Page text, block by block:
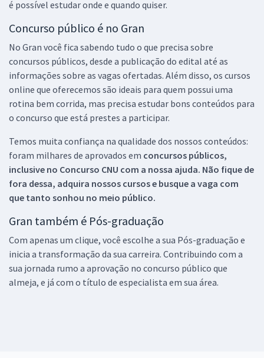
é possível estudar onde e quando quiser.
Concurso público é no Gran
No Gran você fica sabendo tudo o que precisa sobre
concursos públicos, desde a publicação do edital até as
informações sobre as vagas ofertadas. Além disso, os cursos
online que oferecemos são ideais para quem possui uma
rotina bem corrida, mas precisa estudar bons conteúdos para
o concurso que está prestes a participar.
Temos muita confiança na qualidade dos nossos conteúdos:
foram milhares de aprovados em concursos públicos,
inclusive no Concurso CNU com a nossa ajuda. Não fique de
fora dessa, adquira nossos cursos e busque a vaga com
que tanto sonhou no meio público.
Gran também é Pós-graduação
Com apenas um clique, você escolhe a sua Pós-graduação e
inicia a transformação da sua carreira. Contribuindo com a
sua jornada rumo a aprovação no concurso público que
almeja, e já com o título de especialista em sua área.